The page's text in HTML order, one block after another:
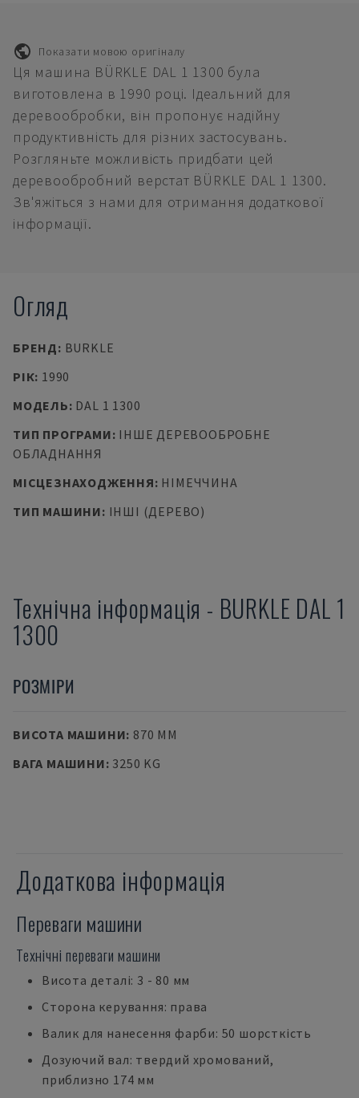
Показати мовою оригіналу
Ця машина BÜRKLE DAL 1 1300 була
виготовлена в 1990 році. Ідеальний для
деревообробки, він пропонує надійну
продуктивність для різних застосувань.
Розгляньте можливість придбати цей
деревообробний верстат BÜRKLE DAL 1 1300.
Зв'яжіться з нами для отримання додаткової
інформації.
Огляд
БРЕНД: BURKLE
РІК: 1990
МОДЕЛЬ: DAL 1 1300
ТИП ПРОГРАМИ: ІНШЕ ДЕРЕВООБРОБНЕ
ОБЛАДНАННЯ
МІСЦЕЗНАХОДЖЕННЯ: НІМЕЧЧИНА
ТИП МАШИНИ: ІНШІ (ДЕРЕВО)
Технічна інформація - BURKLE DAL 1
1300
РОЗМІРИ
ВИСОТА МАШИНИ: 870 MM
ВАГА МАШИНИ: 3250 KG
Додаткова інформація
Переваги машини
Технічні переваги машини
Висота деталі: 3 - 80 мм
Сторона керування: права
Валик для нанесення фарби: 50 шорсткість
Дозуючий вал: твердий хромований,
приблизно 174 мм